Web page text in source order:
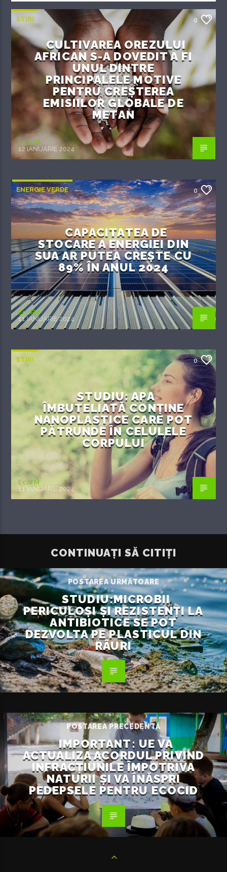
ȘTIRI 0
CULTIVAREA OREZULUI
AFRICAN S-A DOVEDIT A FI
UNUL DINTRE
PRINCIPALELE MOTIVE
PENTRU CREȘTEREA
EMISIILOR GLOBALE DE
METAN
EcoFM
12 IANUARIE 2024
ENERGIE VERDE 0
CAPACITATEA DE
STOCARE A ENERGIEI DIN
SUA AR PUTEA CREȘTE CU
89% ÎN ANUL 2024
EcoFM
11 IANUARIE 2024
ȘTIRI 0
STUDIU: APA
ÎMBUTELIATĂ CONȚINE
NANOPLASTICE CARE POT
PĂTRUNDE ÎN CELULELE
CORPULUI
EcoFM
11 IANUARIE 2024
CONTINUAȚI SĂ CITIȚI
POSTAREA URMĂTOARE
STUDIU:MICROBII
PERICULOȘI ȘI REZISTENȚI LA
ANTIBIOTICE SE POT
DEZVOLTA PE PLASTICUL DIN
RÂURI
POSTAREA PRECEDENTĂ
IMPORTANT: UE VA
ACTUALIZA ACORDUL PRIVIND
INFRACȚIUNILE ÎMPOTRIVA
NATURII ȘI VA ÎNĂSPRI
PEDEPSELE PENTRU ECOCID